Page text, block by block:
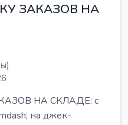
ЗАКАЗОВ НА
НА СКЛАДЕ: с
на джек-